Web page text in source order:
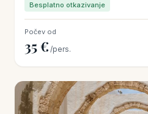
Besplatno otkazivanje
Počev od
35 € /pers.